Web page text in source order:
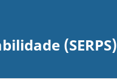
(SERPS)